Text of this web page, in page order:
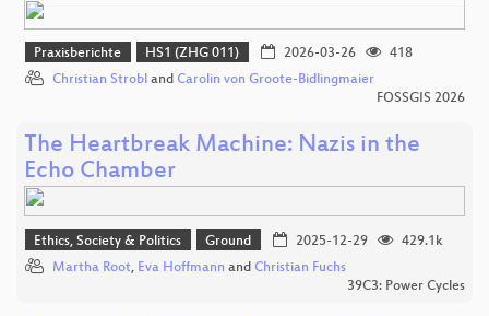
Praxisberichte HS1 (ZHG 011) 2026-03-26
418
Christian Strobl and Carolin von Groote-Bidlingmaier
FOSSGIS 2026
The Heartbreak Machine: Nazis in the
Echo Chamber
Ethics, Society & Politics Ground 2025-12-29
429.1k
Martha Root, Eva Hoffmann and Christian Fuchs
39C3: Power Cycles